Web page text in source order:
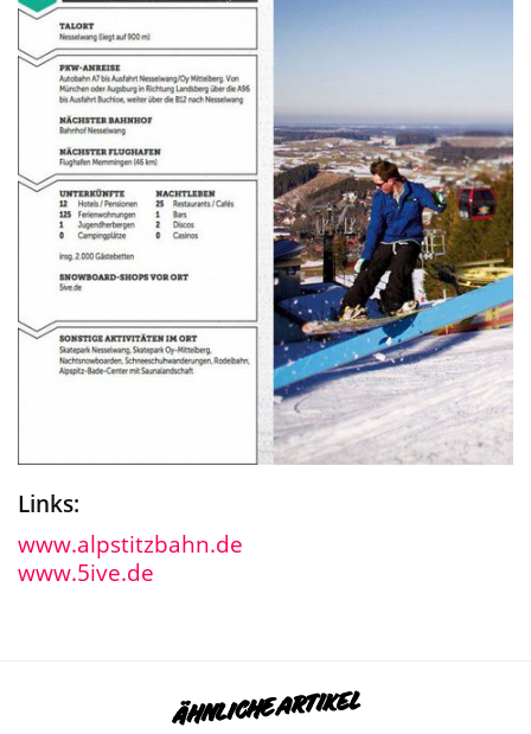
Links:
www.alpstitzbahn.de
www.5ive.de
ÄHNLICHE ARTIKEL